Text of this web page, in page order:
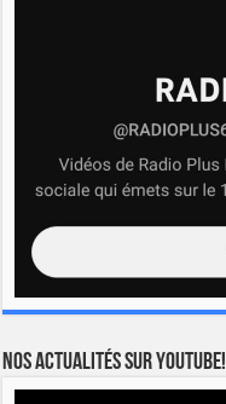
Nos actualités sur YOUTUBE!